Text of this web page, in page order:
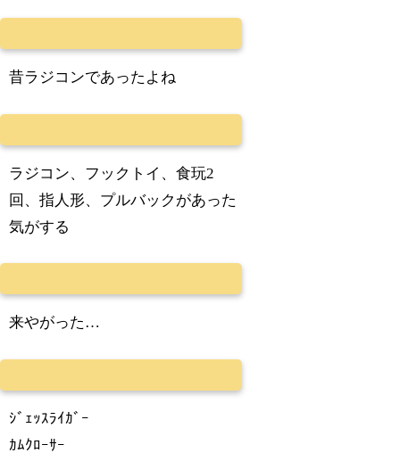
昔ラジコンであったよね
ラジコン、フックトイ、食玩2
回、指人形、プルバックがあった
気がする
来やがった…
ｼﾞｪｯｽﾗｲｶﾞｰ
ｶﾑｸﾛｰｻｰ